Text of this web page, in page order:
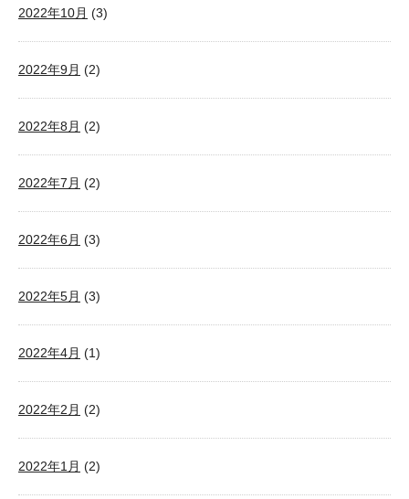
2022年10月 (3)
2022年9月 (2)
2022年8月 (2)
2022年7月 (2)
2022年6月 (3)
2022年5月 (3)
2022年4月 (1)
2022年2月 (2)
2022年1月 (2)